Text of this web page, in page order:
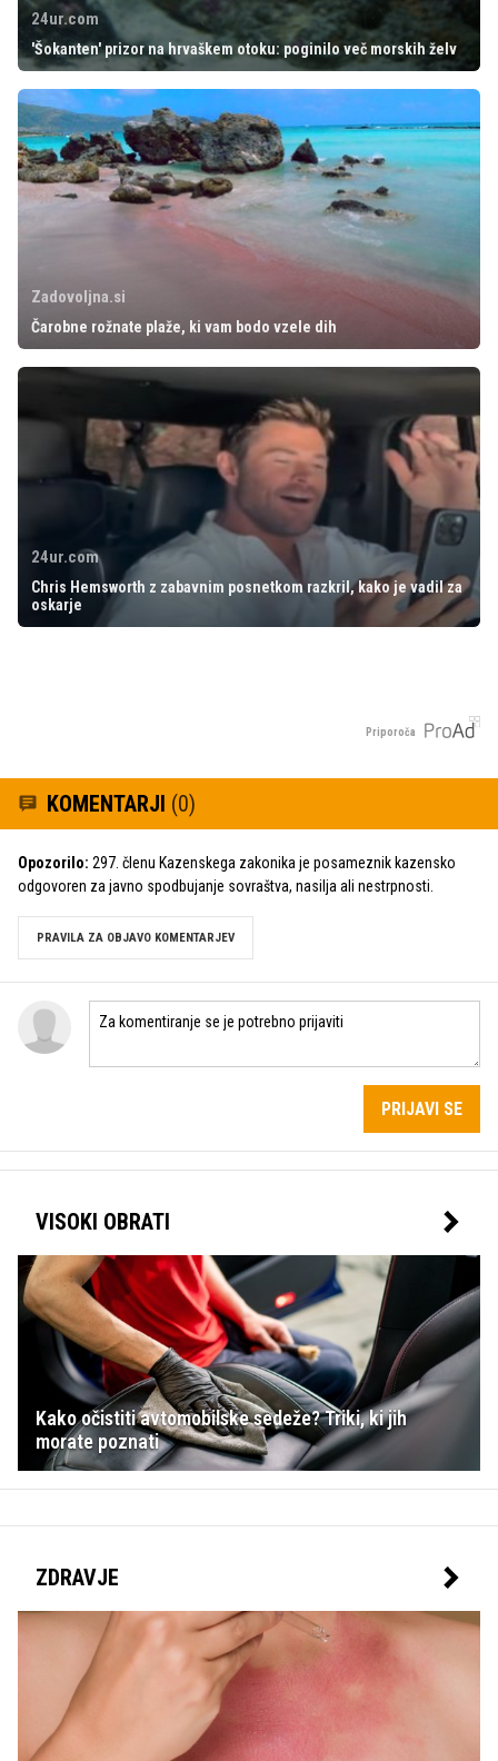
24ur.com
'Šokanten' prizor na hrvaškem otoku: poginilo več morskih želv
Zadovoljna.si
Čarobne rožnate plaže, ki vam bodo vzele dih
24ur.com
Chris Hemsworth z zabavnim posnetkom razkril, kako je vadil za
oskarje
Priporoča
KOMENTARJI (0)
Opozorilo: 297. členu Kazenskega zakonika je posameznik kazensko
odgovoren za javno spodbujanje sovraštva, nasilja ali nestrpnosti.
PRAVILA ZA OBJAVO KOMENTARJEV
PRIJAVI SE
VISOKI OBRATI
Kako očistiti avtomobilske sedeže? Triki, ki jih
morate poznati
ZDRAVJE